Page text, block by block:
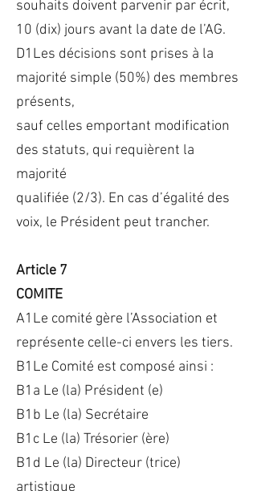
souhaits doivent parvenir par écrit,
10 (dix) jours avant la date de l’AG.
D1Les décisions sont prises à la
majorité simple (50%) des membres
présents,
sauf celles emportant modification
des statuts, qui requièrent la
majorité
qualifiée (2/3). En cas d’égalité des
voix, le Président peut trancher.
Article 7
COMITE
A1Le comité gère l’Association et
représente celle-ci envers les tiers.
B1Le Comité est composé ainsi :
B1a Le (la) Président (e)
B1b Le (la) Secrétaire
B1c Le (la) Trésorier (ère)
B1d Le (la) Directeur (trice)
artistique